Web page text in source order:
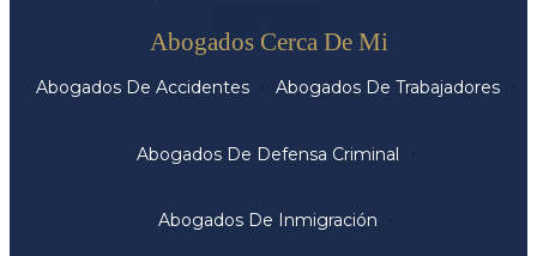
Abogados Cerca De Mi
Abogados De Accidentes Abogados De Trabajadores
Abogados De Defensa Criminal
Abogados De Inmigración